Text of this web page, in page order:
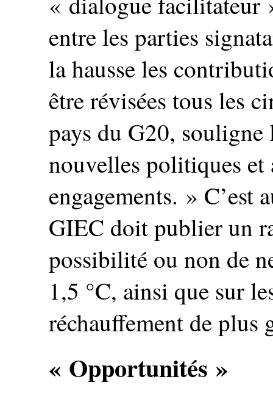
entre les parties
la hausse les
être révisées tous les
pays du G20,
nouvelles politiques
engagements. » C’est
GIEC doit publier un
possibilité ou non de
1,5 °C, ainsi que sur
réchauffement de plus
« Opportunités »